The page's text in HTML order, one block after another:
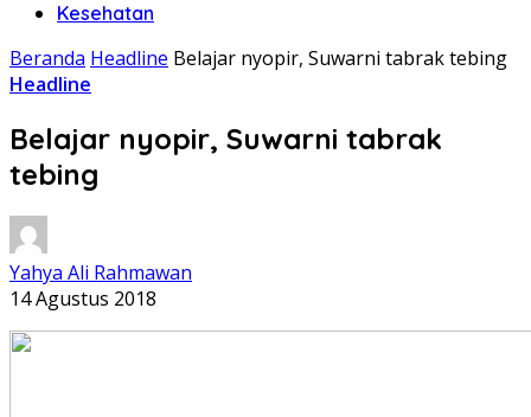
Kesehatan
Beranda Headline Belajar nyopir, Suwarni tabrak tebing
Headline
Belajar nyopir, Suwarni tabrak
tebing
Yahya Ali Rahmawan
14 Agustus 2018